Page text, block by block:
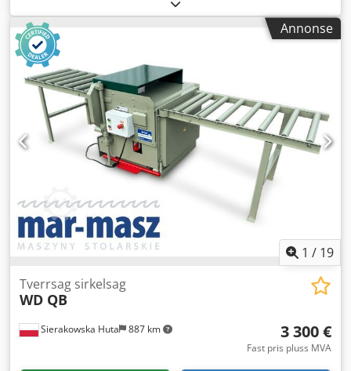
skjærehøyde med montert blad: 250 mm, 60 mm - maks.
skjærebredde: 600 mm - mulighet for vinkleskjæring i
vertikalplanet – sving eller flytting av arm/bladd - mulighet
for sving av armen høyre/venstre - motor: 3 kW - bordets
mål: 1130x1010 mm - diameter avsugstuss: 50 mm - mål
(l/b/h): 1150x1190x1510 mm - vekt: 220 kg FORDELER –
produsert i Italia – ikke overmalt – DTR-dokumentasjon –
veldig god stand – brukt sag Dedpfx Apozkg H Njieck
Nettopris: 6500 PLN Nettopris: 1550 EUR (avhengig av kurs
4,2 EUR) (Prisene kan endres ved store valutasvingninger)
Annonse
1 / 19
Sierakowska Huta 887 km
Tverrsag sirkelsag
WD QB
3 300 €
Fast pris pluss MVA